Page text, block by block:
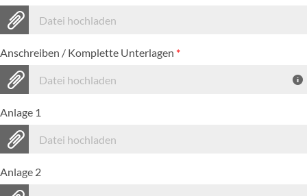
Datei hochladen
Anschreiben / Komplette Unterlagen *
Datei hochladen
Anlage 1
Datei hochladen
Anlage 2